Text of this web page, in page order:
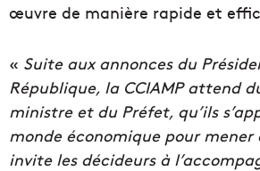
œuvre de manière rapide et
« Suite aux annonces du
République, la CCIAMP attend
ministre et du Préfet, qu’ils
monde économique pour mener
invite les décideurs à